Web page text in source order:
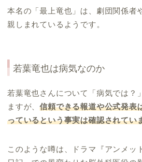
本名の「最上竜也」は、劇団関係者
親しまれているようです。
若葉竜也は病気なのか
若葉竜也さんについて「病気では？
ますが、信頼できる報道や公式発表
っているという事実は確認されてい
このような噂は、ドラマ『アンメッ